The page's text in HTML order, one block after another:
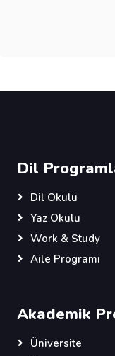
Dil
Dil Okulu
Yaz Okulu
Work & Study
Aile Programı
Akademik
Üniversite